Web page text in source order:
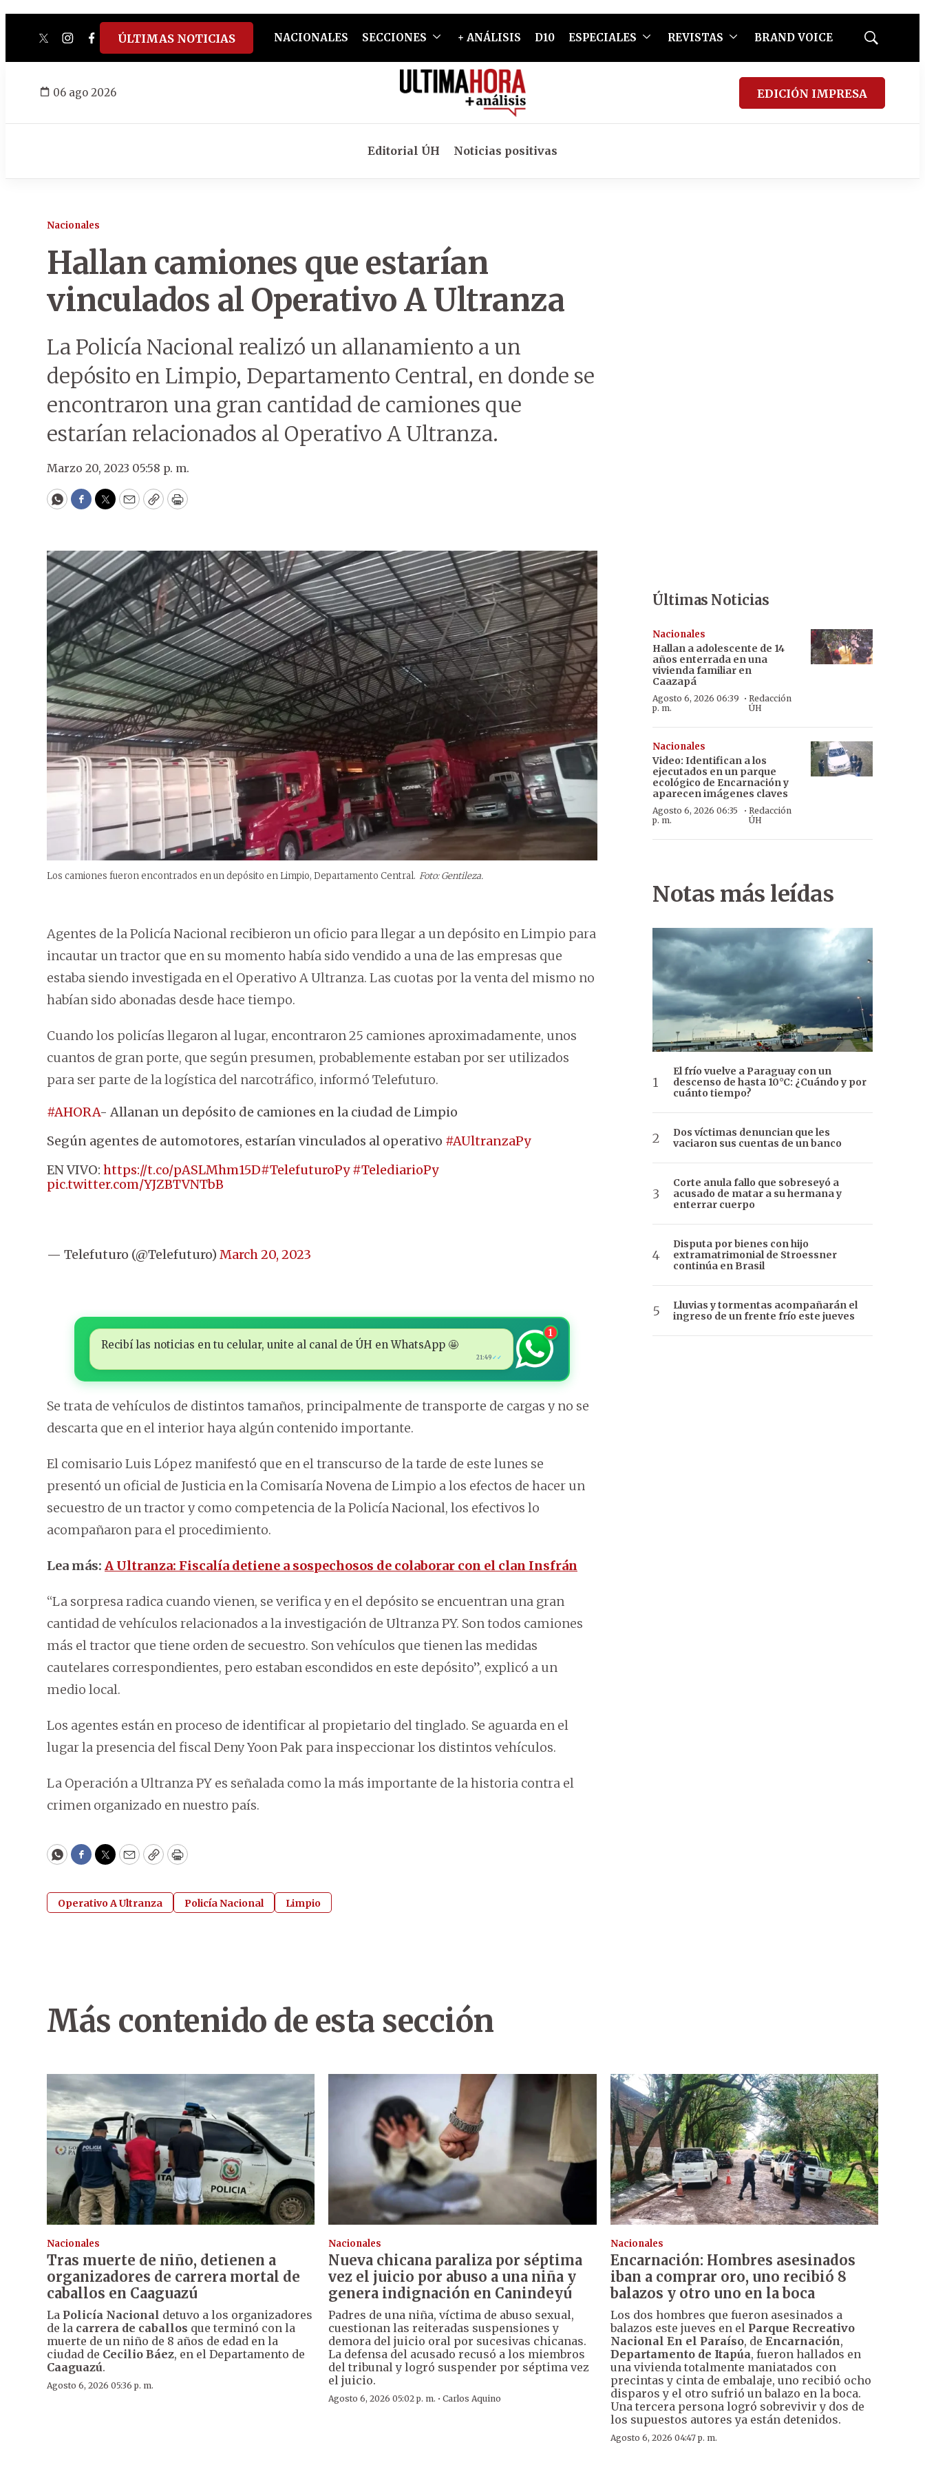
twitterinstagram
facebook
tiktokyoutube
spotify
ÚLTIMAS NOTICIAS NACIONALES SECCIONES + ANÁLISIS D10 ESPECIALES REVISTAS BRAND VOICE
Mostrar
06 ago 2026 EDICIÓN IMPRESA
Editorial ÚH Noticias positivas
Nacionales
Hallan camiones que estarían
vinculados al Operativo A Ultranza
La Policía Nacional realizó un allanamiento a un
depósito en Limpio, Departamento Central, en donde se
encontraron una gran cantidad de camiones que
estarían relacionados al Operativo A Ultranza.
Marzo 20, 2023 05:58 p. m.
WhatsApp
Facebook
Twitter
EmailCopyPrint
Los camiones fueron encontrados en un depósito en Limpio, Departamento Central. Foto: Gentileza.
Agentes de la Policía Nacional recibieron un oficio para llegar a un depósito en Limpio para
incautar un tractor que en su momento había sido vendido a una de las empresas que
estaba siendo investigada en el Operativo A Ultranza. Las cuotas por la venta del mismo no
habían sido abonadas desde hace tiempo.
Cuando los policías llegaron al lugar, encontraron 25 camiones aproximadamente, unos
cuantos de gran porte, que según presumen, probablemente estaban por ser utilizados
para ser parte de la logística del narcotráfico, informó Telefuturo.
#AHORA- Allanan un depósito de camiones en la ciudad de Limpio
Según agentes de automotores, estarían vinculados al operativo #AUltranzaPy
EN VIVO: https://t.co/pASLMhm15D#TelefuturoPy #TelediarioPy
pic.twitter.com/YJZBTVNTbB
— Telefuturo (@Telefuturo) March 20, 2023
Recibí las noticias en tu celular, unite al canal de ÚH en WhatsApp 🤩
21:49 ✓✓
1
Se trata de vehículos de distintos tamaños, principalmente de transporte de cargas y no se
descarta que en el interior haya algún contenido importante.
El comisario Luis López manifestó que en el transcurso de la tarde de este lunes se
presentó un oficial de Justicia en la Comisaría Novena de Limpio a los efectos de hacer un
secuestro de un tractor y como competencia de la Policía Nacional, los efectivos lo
acompañaron para el procedimiento.
Lea más: A Ultranza: Fiscalía detiene a sospechosos de colaborar con el clan Insfrán
“La sorpresa radica cuando vienen, se verifica y en el depósito se encuentran una gran
cantidad de vehículos relacionados a la investigación de Ultranza PY. Son todos camiones
más el tractor que tiene orden de secuestro. Son vehículos que tienen las medidas
cautelares correspondientes, pero estaban escondidos en este depósito”, explicó a un
medio local.
Los agentes están en proceso de identificar al propietario del tinglado. Se aguarda en el
lugar la presencia del fiscal Deny Yoon Pak para inspeccionar los distintos vehículos.
La Operación a Ultranza PY es señalada como la más importante de la historia contra el
crimen organizado en nuestro país.
WhatsApp
Facebook
Twitter
EmailCopyPrint
Operativo A Ultranza Policía Nacional Limpio
Últimas Noticias
Nacionales
Hallan a adolescente de 14
años enterrada en una
vivienda familiar en
Caazapá
Agosto 6, 2026 06:39
p. m.
·Redacción
ÚH
Nacionales
Video: Identifican a los
ejecutados en un parque
ecológico de Encarnación y
aparecen imágenes claves
Agosto 6, 2026 06:35
p. m.
· Redacción
ÚH
Notas más leídas
El frío vuelve a Paraguay con un
descenso de hasta 10°C: ¿Cuándo y por
cuánto tiempo?
Dos víctimas denuncian que les
vaciaron sus cuentas de un banco
Corte anula fallo que sobreseyó a
acusado de matar a su hermana y
enterrar cuerpo
Disputa por bienes con hijo
extramatrimonial de Stroessner
continúa en Brasil
Lluvias y tormentas acompañarán el
ingreso de un frente frío este jueves
Más contenido de esta sección
Nacionales
Tras muerte de niño, detienen a
organizadores de carrera mortal de
caballos en Caaguazú
La Policía Nacional detuvo a los organizadores
de la carrera de caballos que terminó con la
muerte de un niño de 8 años de edad en la
ciudad de Cecilio Báez, en el Departamento de
Caaguazú.
Agosto 6, 2026 05:36 p. m.
Nacionales
Nueva chicana paraliza por séptima
vez el juicio por abuso a una niña y
genera indignación en Canindeyú
Padres de una niña, víctima de abuso sexual,
cuestionan las reiteradas suspensiones y
demora del juicio oral por sucesivas chicanas.
La defensa del acusado recusó a los miembros
del tribunal y logró suspender por séptima vez
el juicio.
Agosto 6, 2026 05:02 p. m. ·Carlos Aquino
Nacionales
Encarnación: Hombres asesinados
iban a comprar oro, uno recibió 8
balazos y otro uno en la boca
Los dos hombres que fueron asesinados a
balazos este jueves en el Parque Recreativo
Nacional En el Paraíso, de Encarnación,
Departamento de Itapúa, fueron hallados en
una vivienda totalmente maniatados con
precintas y cinta de embalaje, uno recibió ocho
disparos y el otro sufrió un balazo en la boca.
Una tercera persona logró sobrevivir y dos de
los supuestos autores ya están detenidos.
Agosto 6, 2026 04:47 p. m.